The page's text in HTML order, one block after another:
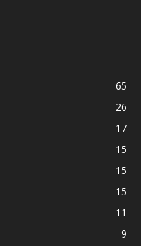
65
26
17
15
15
15
11
9